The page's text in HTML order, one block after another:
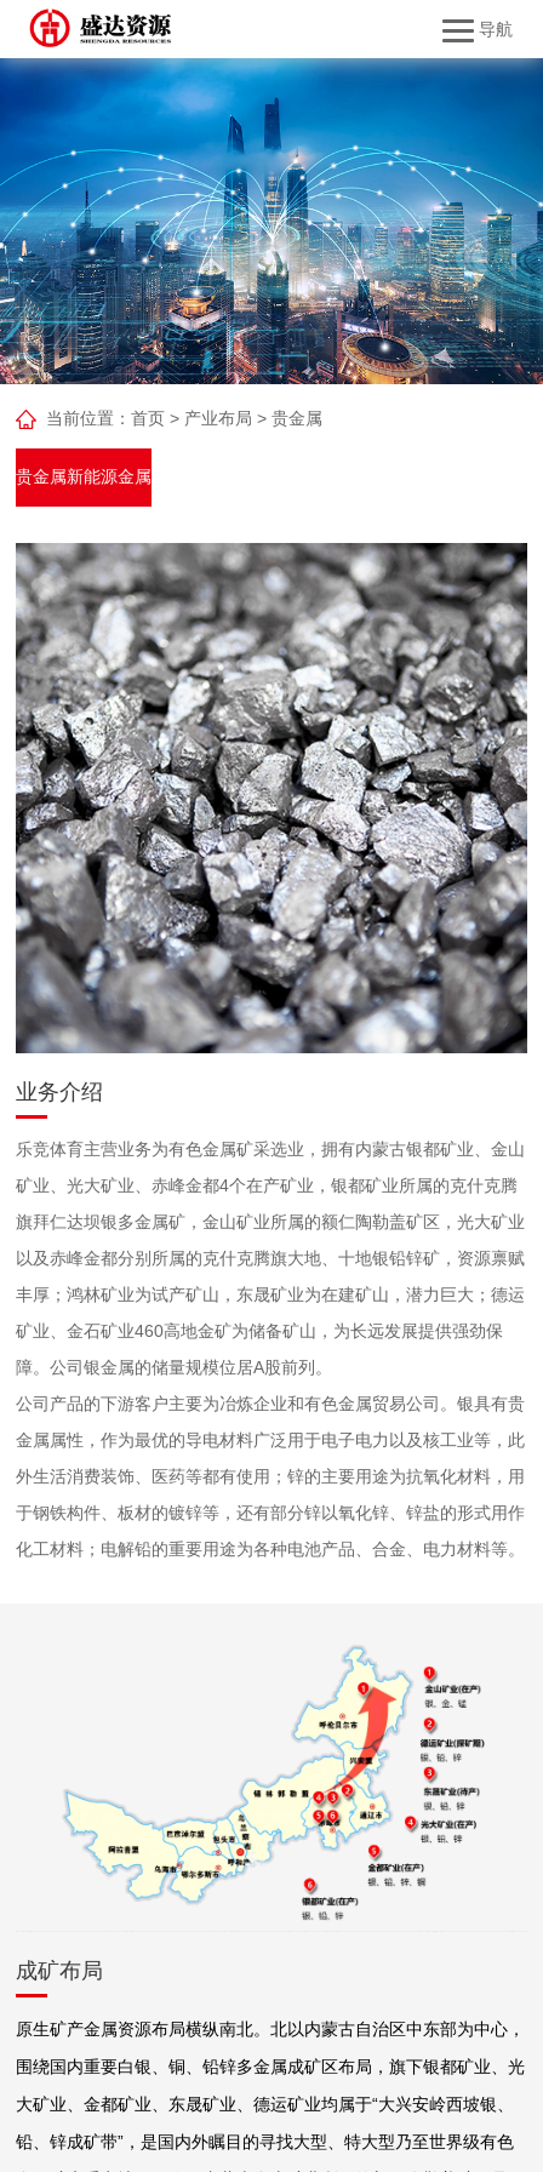
导航
当前位置：首页 > 产业布局 >贵金属
贵金属新能源金属
业务介绍
乐竞体育主营业务为有色金属矿采选业，拥有内蒙古银都矿业、金山
矿业、光大矿业、赤峰金都4个在产矿业，银都矿业所属的克什克腾
旗拜仁达坝银多金属矿，金山矿业所属的额仁陶勒盖矿区，光大矿业
以及赤峰金都分别所属的克什克腾旗大地、十地银铅锌矿，资源禀赋
丰厚；鸿林矿业为试产矿山，东晟矿业为在建矿山，潜力巨大 ；德运
矿业、金石矿业460高地金矿为储备矿山，为长远发展提供强劲保
障。公司银金属的储量规模位居A股前列。
公司产品的下游客户主要为冶炼企业和有色金属贸易公司。银具有贵
金属属性，作为最优的导电材料广泛用于电子电力以及核工业等，此
外生活消费装饰、医药等都有使用；锌的主要用途为抗氧化材料，用
于钢铁构件、板材的镀锌等，还有部分锌以氧化锌、锌盐的形式用作
化工材料；电解铅的重要用途为各种电池产品、合金、电力材料等。
成矿布局
原生矿产金属资源布局横纵南北。北以内蒙古自治区中东部为中心，
围绕国内重要白银、铜、铅锌多金属成矿区布局，旗下银都矿业、光
大矿业、金都矿业、东晟矿业、德运矿业均属于“大兴安岭西坡银、
铅、锌成矿带”，是国内外瞩目的寻找大型、特大型乃至世界级有色